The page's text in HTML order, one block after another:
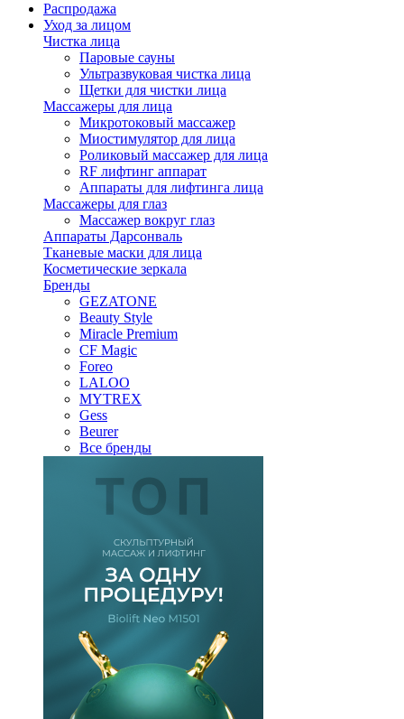
Распродажа
Уход за лицом
Чистка лица
Паровые сауны
Ультразвуковая чистка лица
Щетки для чистки лица
Массажеры для лица
Микротоковый массажер
Миостимулятор для лица
Роликовый массажер для лица
RF лифтинг аппарат
Аппараты для лифтинга лица
Массажеры для глаз
Массажер вокруг глаз
Аппараты Дарсонваль
Тканевые маски для лица
Косметические зеркала
Бренды
GEZATONE
Beauty Style
Miracle Premium
CF Magic
Foreo
LALOO
MYTREX
Gess
Beurer
Все бренды